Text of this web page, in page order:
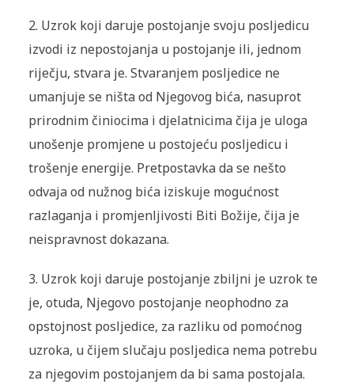
2. Uzrok koji daruje postojanje svoju posljedicu
izvodi iz nepostojanja u postojanje ili, jednom
riječju, stvara je. Stvaranjem posljedice ne
umanjuje se ništa od Njegovog bića, nasuprot
prirodnim činiocima i djelatnicima čija je uloga
unošenje promjene u postojeću posljedicu i
trošenje energije. Pretpostavka da se nešto
odvaja od nužnog bića iziskuje mogućnost
razlaganja i promjenljivosti Biti Božije, čija je
neispravnost dokazana.
3. Uzrok koji daruje postojanje zbiljni je uzrok te
je, otuda, Njegovo postojanje neophodno za
opstojnost posljedice, za razliku od pomoćnog
uzroka, u čijem slučaju posljedica nema potrebu
za njegovim postojanjem da bi sama postojala.